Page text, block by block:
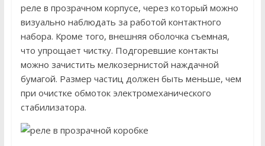
реле в прозрачном корпусе, через который можно
визуально наблюдать за работой контактного
набора. Кроме того, внешняя оболочка съемная,
что упрощает чистку. Подгоревшие контакты
можно зачистить мелкозернистой наждачной
бумагой. Размер частиц должен быть меньше, чем
при очистке обмоток электромеханического
стабилизатора.